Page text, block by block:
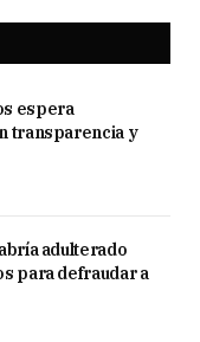
espera
transparencia y
adulterado
para defraudar a